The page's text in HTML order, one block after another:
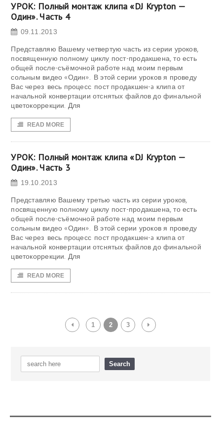
УРОК: Полный монтаж клипа «DJ Krypton —
Один». Часть 4
09.11.2013
Представляю Вашему четвертую часть из серии уроков,
посвященную полному циклу пост-продакшена, то есть
общей после-съёмочной работе над моим первым
сольным видео «Один». В этой серии уроков я проведу
Вас через весь процесс пост продакшен-a клипа от
начальной конвертации отснятых файлов до финальной
цветокоррекции. Для
READ MORE
УРОК: Полный монтаж клипа «DJ Krypton —
Один». Часть 3
19.10.2013
Представляю Вашему третью часть из серии уроков,
посвященную полному циклу пост-продакшена, то есть
общей после-съёмочной работе над моим первым
сольным видео «Один». В этой серии уроков я проведу
Вас через весь процесс пост продакшен-a клипа от
начальной конвертации отснятых файлов до финальной
цветокоррекции. Для
READ MORE
1 2 3